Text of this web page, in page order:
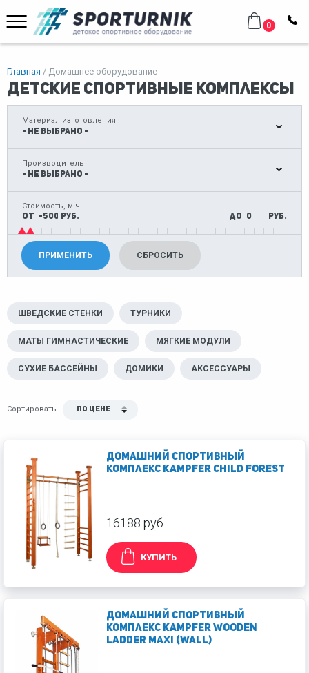
0
Главная Домашнее оборудование
Детские спортивные комплексы
Материал изготовления
Производитель
Стоимость, м.ч.
от руб. до руб.
ПРИМЕНИТЬ СБРОСИТЬ
ШВЕДСКИЕ СТЕНКИ ТУРНИКИ
МАТЫ ГИМНАСТИЧЕСКИЕ МЯГКИЕ МОДУЛИ
СУХИЕ БАССЕЙНЫ ДОМИКИ АКСЕССУАРЫ
Сортировать По цене
Домашний спортивный
комплекс Kampfer Child forest
16188 руб.
КУПИТЬ
Домашний спортивный
комплекс Kampfer Wooden
ladder Maxi (wall)